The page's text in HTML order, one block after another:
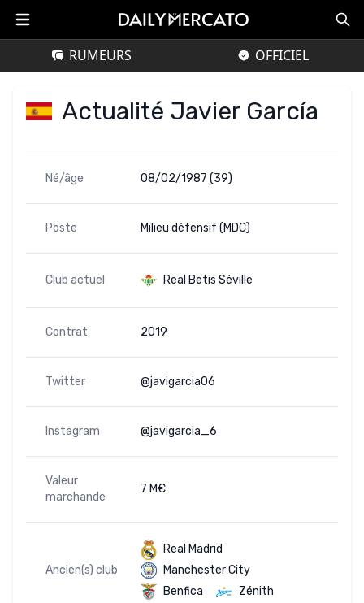
RUMEURS OFFICIEL
Actualité Javier García
Né/âge 08/02/1987 (39)
Poste Milieu défensif (MDC)
Club actuel Real Betis Séville
Contrat 2019
Twitter @javigarcia06
Instagram @javigarcia_6
Valeur
marchande
7 M€
Ancien(s) club
Real Madrid
Manchester City
Benfica
Zénith